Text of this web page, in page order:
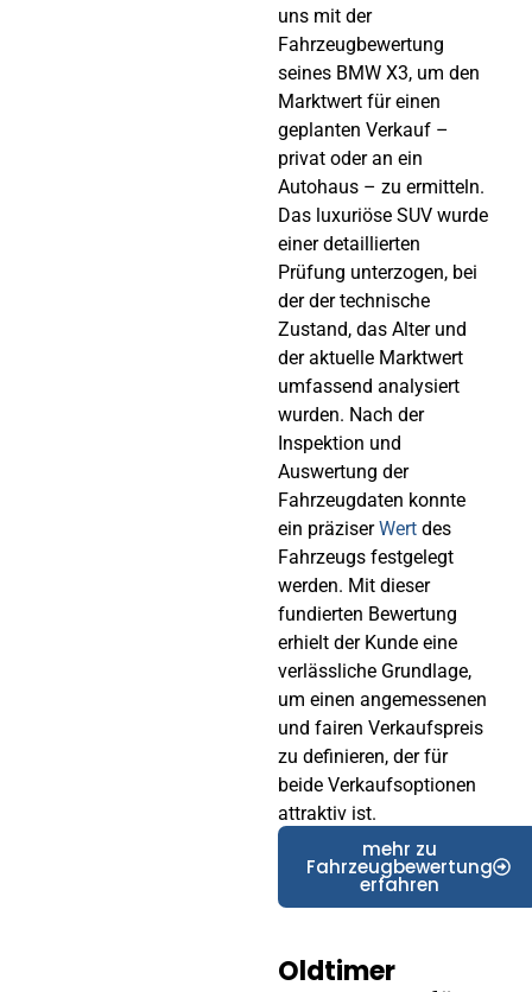
uns mit der
Fahrzeugbewertung
seines BMW X3, um den
Marktwert für einen
geplanten Verkauf –
privat oder an ein
Autohaus – zu ermitteln.
Das luxuriöse SUV wurde
einer detaillierten
Prüfung unterzogen, bei
der der technische
Zustand, das Alter und
der aktuelle Marktwert
umfassend analysiert
wurden. Nach der
Inspektion und
Auswertung der
Fahrzeugdaten konnte
ein präziserWertdes
Fahrzeugs festgelegt
werden. Mit dieser
fundierten Bewertung
erhielt der Kunde eine
verlässliche Grundlage,
um einen angemessenen
und fairen Verkaufspreis
zu definieren, der für
beide Verkaufsoptionen
attraktiv ist.
mehr zu
Fahrzeugbewertung
erfahren
Oldtimer